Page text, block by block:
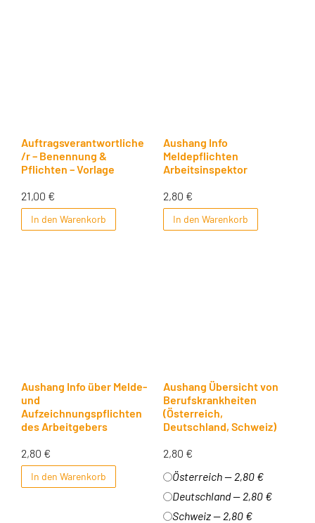
Auftragsverantwortliche
/r – Benennung &
Pflichten – Vorlage
21,00 €
In den Warenkorb
Aushang Info
Meldepflichten
Arbeitsinspektor
2,80 €
In den Warenkorb
Aushang Info über Melde-
und
Aufzeichnungspflichten
des Arbeitgebers
2,80 €
In den Warenkorb
Aushang Übersicht von
Berufskrankheiten
(Österreich,
Deutschland, Schweiz)
2,80 €
Österreich — 2,80 €
Deutschland — 2,80 €
Schweiz — 2,80 €